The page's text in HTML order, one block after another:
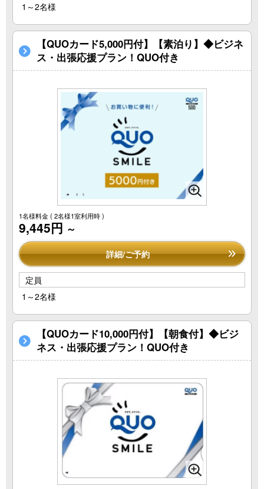
1～2名様
【QUOカード5,000円付】【素泊り】◆ビジネ
ス・出張応援プラン！QUO付き
1名様料金( 2名様1室利用時 )
9,445円 ～
詳細/ご予約
定員
1～2名様
【QUOカード10,000円付】【朝食付】◆ビジ
ネス・出張応援プラン！QUO付き